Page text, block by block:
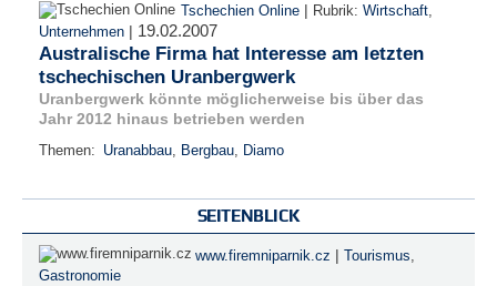
Tschechien Online | Rubrik: Wirtschaft,
Unternehmen | 19.02.2007
Australische Firma hat Interesse am letzten
tschechischen Uranbergwerk
Uranbergwerk könnte möglicherweise bis über das
Jahr 2012 hinaus betrieben werden
Themen: Uranabbau, Bergbau, Diamo
SEITENBLICK
www.firemniparnik.cz | Tourismus,
Gastronomie